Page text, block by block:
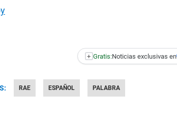
+ Gratis:Noticias exclusivas en
RAE ESPAÑOL PALABRA